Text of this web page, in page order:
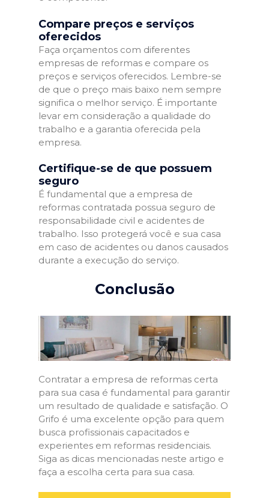
Compare preços e serviços
oferecidos
Faça orçamentos com diferentes
empresas de reformas e compare os
preços e serviços oferecidos. Lembre-se
de que o preço mais baixo nem sempre
significa o melhor serviço. É importante
levar em consideração a qualidade do
trabalho e a garantia oferecida pela
empresa.
Certifique-se de que possuem
seguro
É fundamental que a empresa de
reformas contratada possua seguro de
responsabilidade civil e acidentes de
trabalho. Isso protegerá você e sua casa
em caso de acidentes ou danos causados
durante a execução do serviço.
Conclusão
Contratar a empresa de reformas certa
para sua casa é fundamental para garantir
um resultado de qualidade e satisfação. O
Grifo é uma excelente opção para quem
busca profissionais capacitados e
experientes em reformas residenciais.
Siga as dicas mencionadas neste artigo e
faça a escolha certa para sua casa.